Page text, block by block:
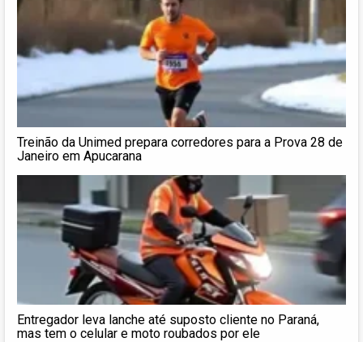
Treinão da Unimed prepara corredores para a Prova 28 de
Janeiro em Apucarana
Entregador leva lanche até suposto cliente no Paraná,
mas tem o celular e moto roubados por ele